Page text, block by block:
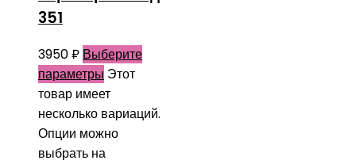
351
3950₽ Выберите
параметры Этот
товар имеет
несколько вариаций.
Опции можно
выбрать на